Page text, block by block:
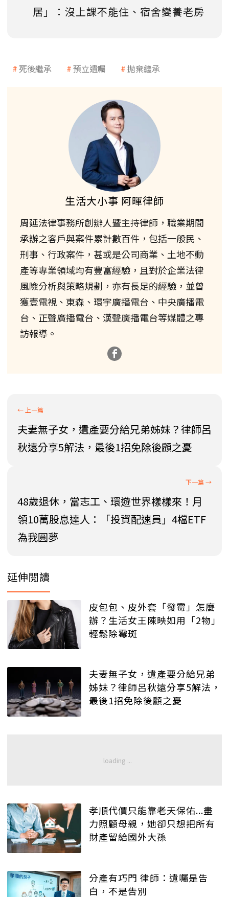
居」：沒上課不能住、宿舍變養老房
死後繼承 預立遺囑 拋棄繼承
生活大小事 阿暉律師
周延法律事務所創辦人暨主持律師，職業期間
承辦之客戶與案件累計數百件，包括一般民、
刑事、行政案件，甚或是公司商業、土地不動
產等專業領域均有豐富經驗，且對於企業法律
風險分析與策略規劃，亦有長足的經驗，並曾
獲壹電視、東森、環宇廣播電台、中央廣播電
台、正聲廣播電台、漢聲廣播電台等媒體之專
訪報導。
夫妻無子女，遺產要分給兄弟姊妹？律師呂
秋遠分享5解法，最後1招免除後顧之憂
48歲退休，當志工、環遊世界樣樣來！月
領10萬股息達人：「投資配速員」4檔ETF
為我圓夢
延伸閱讀
皮包包、皮外套「發霉」怎麼
辦？生活女王陳映如用「2物」
輕鬆除霉斑
夫妻無子女，遺產要分給兄弟
姊妹？律師呂秋遠分享5解法，
最後1招免除後顧之憂
孝順代價只能靠老天保佑...盡
力照顧母親，她卻只想把所有
財產留給國外大孫
分產有巧門 律師：遺囑是告
白，不是告別